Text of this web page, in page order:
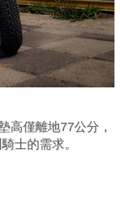
高僅離地77公分，
士的需求。